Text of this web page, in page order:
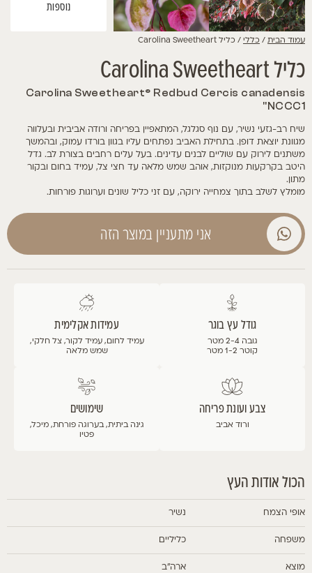
נוספות
עמוד הבית/כללי/ כליל Carolina Sweetheart
כליל Carolina Sweetheart
Carolina Sweetheart® Redbud Cercis canadensis
'NCCC1'
שיח רב-גזעי נשיר, עם נוף סגלגל, המתאפיין בפריחה ורודה אביבית ובעלווה
מגוונת יוצאת דופן. בתחילת האביב נפתחים עליו בגוון בורדו עמוק, ובהמשך
משתנים לירוק עם שוליים לבנים עדינים. בעל עלים רחבים בצורת לב. גדל
היטב בקרקעות מנוקזות, אוהב שמש מלאה עד חצי צל, עמיד בחום ובקור
מתון.
מומלץ לשלב בתוך צמחייה ירוקה, עם זני כליל שונים וערוגות פורחות.
אני מתעניין במוצר הזה
גודל עץ בוגר
גובה 2-4 מטר
קוטר 1-2 מטר
עמידות אקלימית
עמיד לחום, עמיד לקור, צל חלקי,
שמש מלאה
צבע ועונת פריחה
ורוד אביב
שימושים
גינה ביתית, בערוגה פורחת, מיכל,
פטיו
הכול אודות העץ
אופי הצמח נשיר
משפחה כליליים
מוצא ארה"ב